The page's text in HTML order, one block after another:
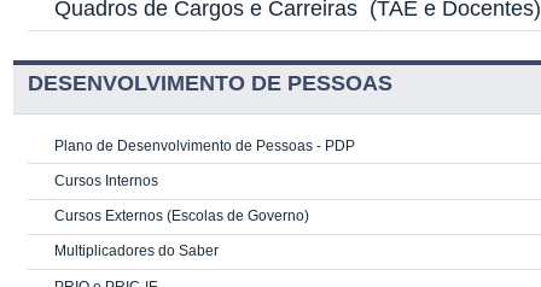
Quadros de Cargos e Carreiras (TAE e Docentes)
DESENVOLVIMENTO DE PESSOAS
Plano de Desenvolvimento de Pessoas - PDP
Cursos Internos
Cursos Externos (Escolas de Governo)
Multiplicadores do Saber